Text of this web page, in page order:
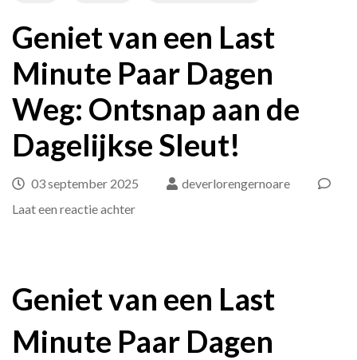
Geniet van een Last
Minute Paar Dagen
Weg: Ontsnap aan de
Dagelijkse Sleut!
03 september 2025
deverlorengernoare
Laat een reactie achterop
Last
Minute
Geniet van een Last
Minute Paar Dagen